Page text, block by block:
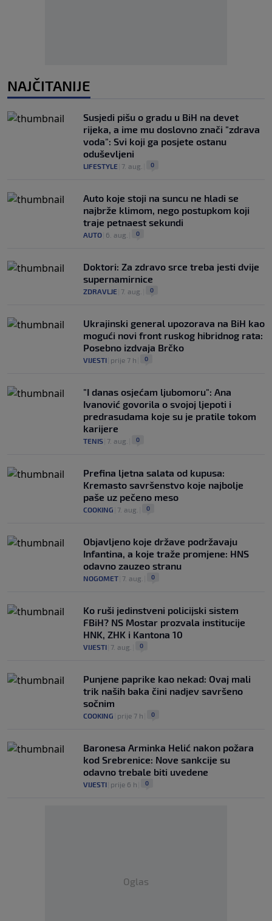
NAJČITANIJE
Susjedi pišu o gradu u BiH na devet
rijeka, a ime mu doslovno znači "zdrava
voda": Svi koji ga posjete ostanu
oduševljeni
LIFESTYLE 7. aug. 0
Auto koje stoji na suncu ne hladi se
najbrže klimom, nego postupkom koji
traje petnaest sekundi
AUTO 6. aug. 0
Doktori: Za zdravo srce treba jesti dvije
supernamirnice
ZDRAVLJE 7. aug. 0
Ukrajinski general upozorava na BiH kao
mogući novi front ruskog hibridnog rata:
Posebno izdvaja Brčko
VIJESTI prije 7 h 0
"I danas osjećam ljubomoru": Ana
Ivanović govorila o svojoj ljepoti i
predrasudama koje su je pratile tokom
karijere
TENIS 7. aug. 0
Prefina ljetna salata od kupusa:
Kremasto savršenstvo koje najbolje
paše uz pečeno meso
COOKING 7. aug. 0
Objavljeno koje države podržavaju
Infantina, a koje traže promjene: HNS
odavno zauzeo stranu
NOGOMET 7. aug. 0
Ko ruši jedinstveni policijski sistem
FBiH? NS Mostar prozvala institucije
HNK, ZHK i Kantona 10
VIJESTI 7. aug. 0
Punjene paprike kao nekad: Ovaj mali
trik naših baka čini nadjev savršeno
sočnim
COOKING prije 7 h 0
Baronesa Arminka Helić nakon požara
kod Srebrenice: Nove sankcije su
odavno trebale biti uvedene
VIJESTI prije 6 h 0
Oglas